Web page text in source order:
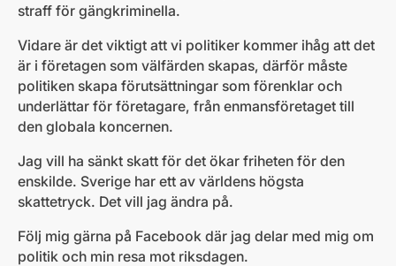
straff för gängkriminella.
Vidare är det viktigt att vi politiker kommer ihåg att det
är i företagen som välfärden skapas, därför måste
politiken skapa förutsättningar som förenklar och
underlättar för företagare, från enmansföretaget till
den globala koncernen.
Jag vill ha sänkt skatt för det ökar friheten för den
enskilde. Sverige har ett av världens högsta
skattetryck. Det vill jag ändra på.
Följ mig gärna på Facebook där jag delar med mig om
politik och min resa mot riksdagen.